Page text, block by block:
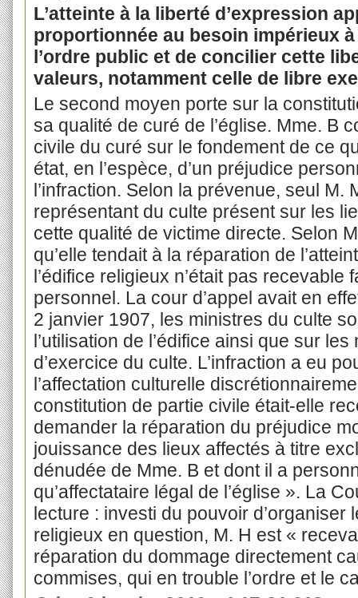
L’atteinte à la liberté d’expression
proportionnée au besoin impérieux
l’ordre public et de concilier cette
valeurs, notamment celle de libre
Le second moyen porte sur la
sa qualité de curé de l’église. Mme. B
civile du curé sur le fondement de ce
état, en l’espèce, d’un préjudice
l’infraction. Selon la prévenue, seul
représentant du culte présent sur les
cette qualité de victime directe. Selon
qu’elle tendait à la réparation de
l’édifice religieux n’était pas
personnel. La cour d’appel avait en
2 janvier 1907, les ministres du culte
l’utilisation de l’édifice ainsi que sur
d’exercice du culte. L’infraction a eu
l’affectation culturelle
constitution de partie civile était-elle
demander la réparation du préjudice
jouissance des lieux affectés à titre
dénudée de Mme. B et dont il a
qu’affectataire légal de l’église ». La
lecture : investi du pouvoir d’organiser
religieux en question, M. H est «
réparation du dommage directement
commises, qui en trouble l’ordre et le